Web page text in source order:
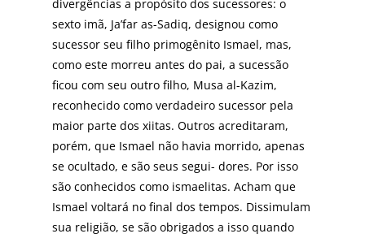
divergências a propósito dos sucessores: o
sexto imã, Ja’far as-Sadiq, designou como
sucessor seu filho primogênito Ismael, mas,
como este morreu antes do pai, a sucessão
ficou com seu outro filho, Musa al-Kazim,
reconhecido como verdadeiro sucessor pela
maior parte dos xiitas. Outros acreditaram,
porém, que Ismael não havia morrido, apenas
se ocultado, e são seus segui- dores. Por isso
são conhecidos como ismaelitas. Acham que
Ismael voltará no final dos tempos. Dissimulam
sua religião, se são obrigados a isso quando